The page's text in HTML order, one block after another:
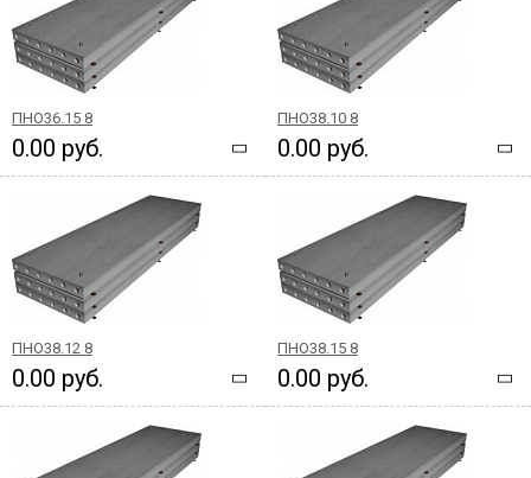
ПНО36.15 8
0.00 руб.
ПНО38.10 8
0.00 руб.
ПНО38.12 8
0.00 руб.
ПНО38.15 8
0.00 руб.